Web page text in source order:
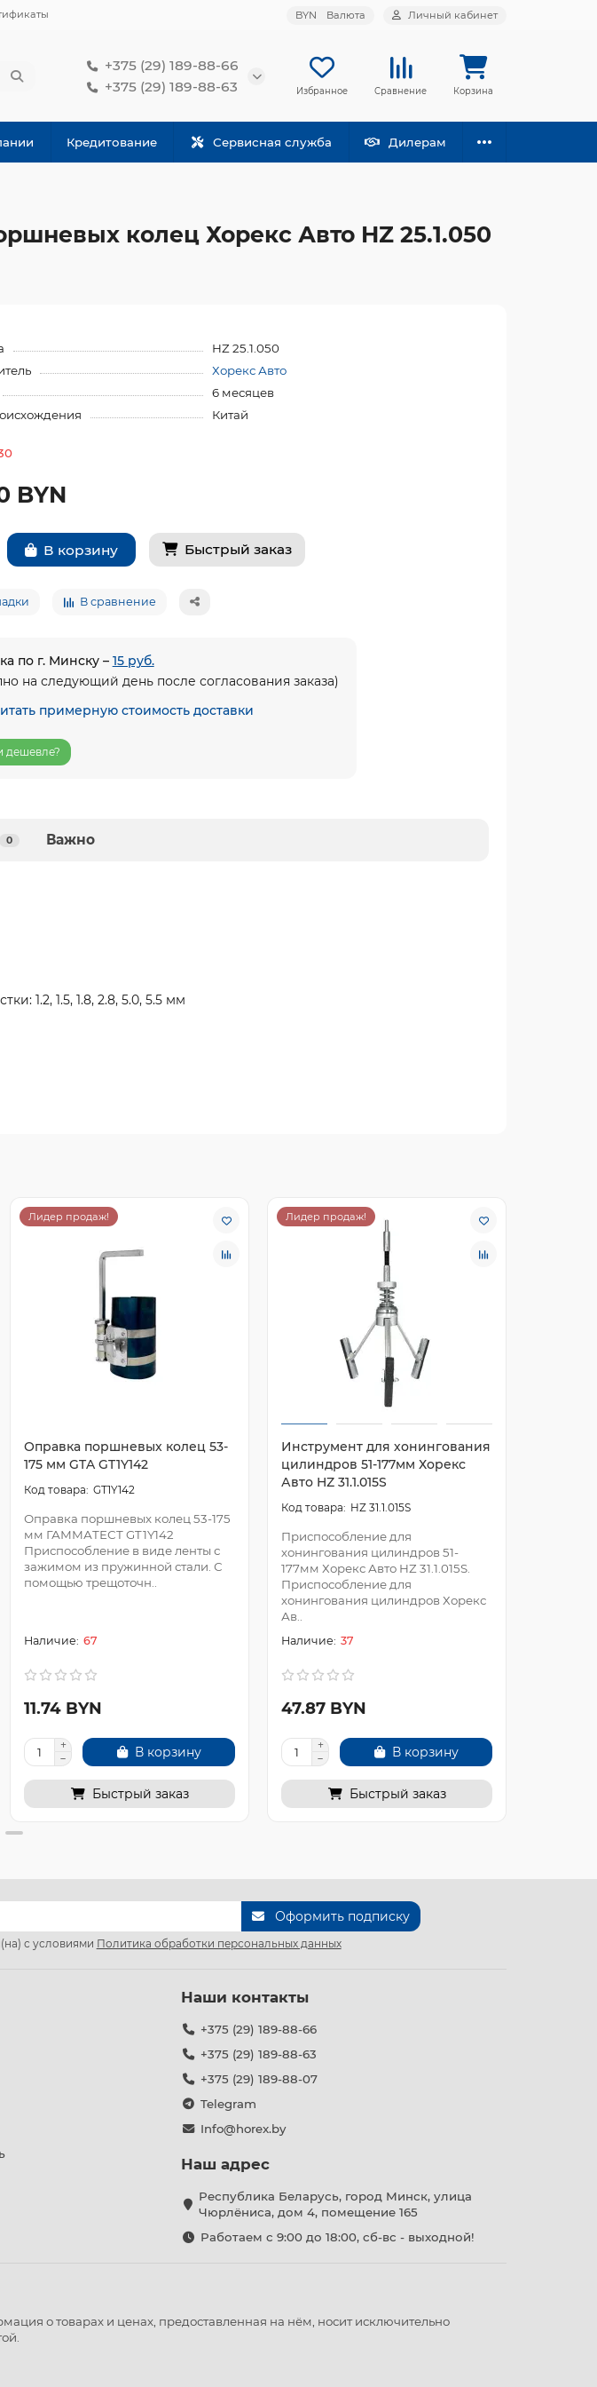
BYN Валюта Личный кабинет
+375 (29) 189-88-66
+375 (29) 189-88-63
Избранное Сравнение Корзина
Кредитование Сервисная служба Дилерам
колец Хорекс Авто HZ 25.1.050
HZ 25.1.050
Хорекс Авто
6 месяцев
Китай
BYN
В корзину Быстрый заказ
В сравнение
по г. Минску – 15 руб.
на следующий день после согласования заказа)
примерную стоимость доставки
дешевле?
0 Важно
1.2, 1.5, 1.8, 2.8, 5.0, 5.5 мм
Лидер продаж!
Оправка поршневых колец 53-
175 мм GTA GT1Y142
GT1Y142
Оправка поршневых колец 53-175
мм ГАММАТЕСТ GT1Y142
Приспособление в виде ленты с
зажимом из пружинной стали. С
помощью трещоточн..
67
11.74 BYN
В корзину
Быстрый заказ
Лидер продаж!
Инструмент для хонингования
цилиндров 51-177мм Хорекс
Авто HZ 31.1.015S
HZ 31.1.015S
Приспособление для
хонингования цилиндров 51-
177мм Хорекс Авто HZ 31.1.015S.
Приспособление для
хонингования цилиндров Хорекс
Ав..
37
47.87 BYN
В корзину
Быстрый заказ
Оформить подписку
с условиями Политика обработки персональных данных
Наши контакты
+375 (29) 189-88-66
+375 (29) 189-88-63
+375 (29) 189-88-07
Telegram
Info@horex.by
Наш адрес
Республика Беларусь, город Минск, улица
Чюрлёниса, дом 4, помещение 165
Работаем с 9:00 до 18:00, сб-вс - выходной!
о товарах и ценах, предоставленная на нём, носит исключительно